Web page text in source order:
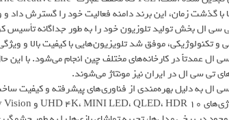
با گذشت زمان، این برند دامنه فعالیت خود را گسترش
2003، تی سی ال بخش تولید تلوزیون خود را به طور جداگانه
و تکنولوژیکی، موفق شد تلویزیون‌هایی با کیفیت بالا و
تی سی ال در ایران نیز مونتاژ می‌شوند.
ال به دلیل بهره‌مندی از فناوری‌های پیشرفته و کیفیت